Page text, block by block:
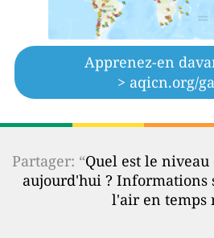
Apprenez-en
> aqicn.org/
Partager: “Quel est le
aujourd'hui ? Informations
l'air en temps